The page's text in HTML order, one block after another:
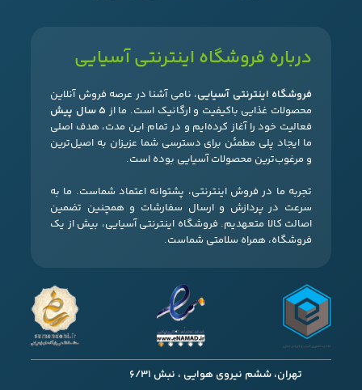
درباره فروشگاه اینترنتی آسیایی
فروشگاه اینترنتی آسیایی، نامی آشنا در عرصه فروش آنلاین
محصولات غذایی باکیفیت و ارگانیک است. ما از ۵ سال پیش
فعالیت خود را آغاز کرده‌ایم و در تمام این مدت، هدف اصلی
ما ایجاد پلی مطمئن برای دسترسی شما عزیزان به اصیل‌ترین
و مرغوب‌ترین محصولات آسیایی بوده است.
تجربه ما در فروش اینترنتی، پشتوانه اعتماد شماست. ما به
سرعت در پردازش و ارسال سفارشات و همچنین تضمین
اصالت کالا متعهدیم. فروشگاه اینترنتی آسیایی، بیش از یک
فروشگاه، همراه سلامتی شماست.
تهران، ششم نیروی هوایی ، نبش 6/31